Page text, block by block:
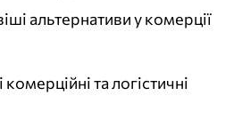
альтернативи у комерції
комерційні та логістичні